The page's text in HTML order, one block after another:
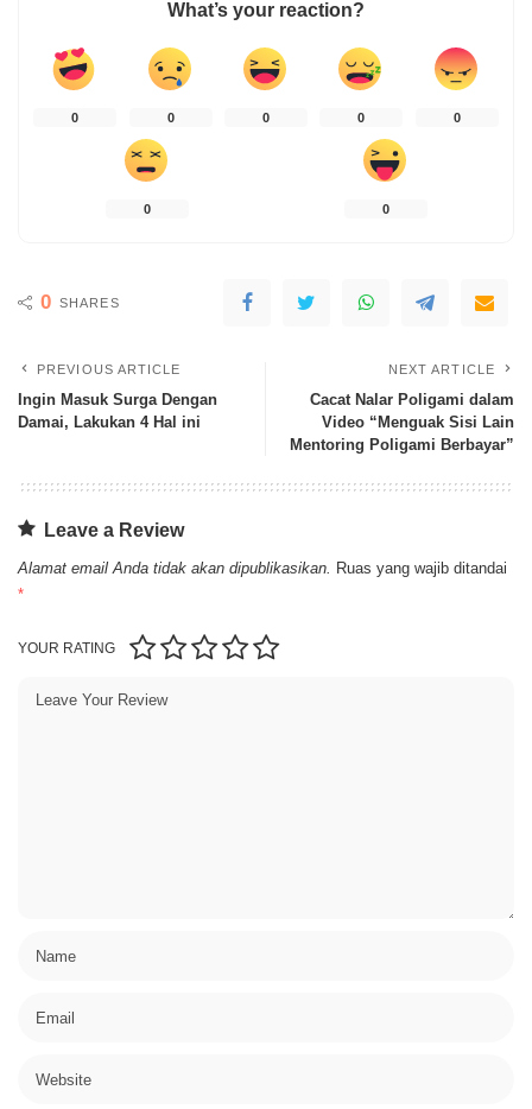
What’s your reaction?
0 0 0 0 0
0 0
0 SHARES
PREVIOUS ARTICLE
Ingin Masuk Surga Dengan
Damai, Lakukan 4 Hal ini
NEXT ARTICLE
Cacat Nalar Poligami dalam
Video “Menguak Sisi Lain
Mentoring Poligami Berbayar”
Leave a Review
Alamat email Anda tidak akan dipublikasikan. Ruas yang wajib ditandai
*
YOUR RATING